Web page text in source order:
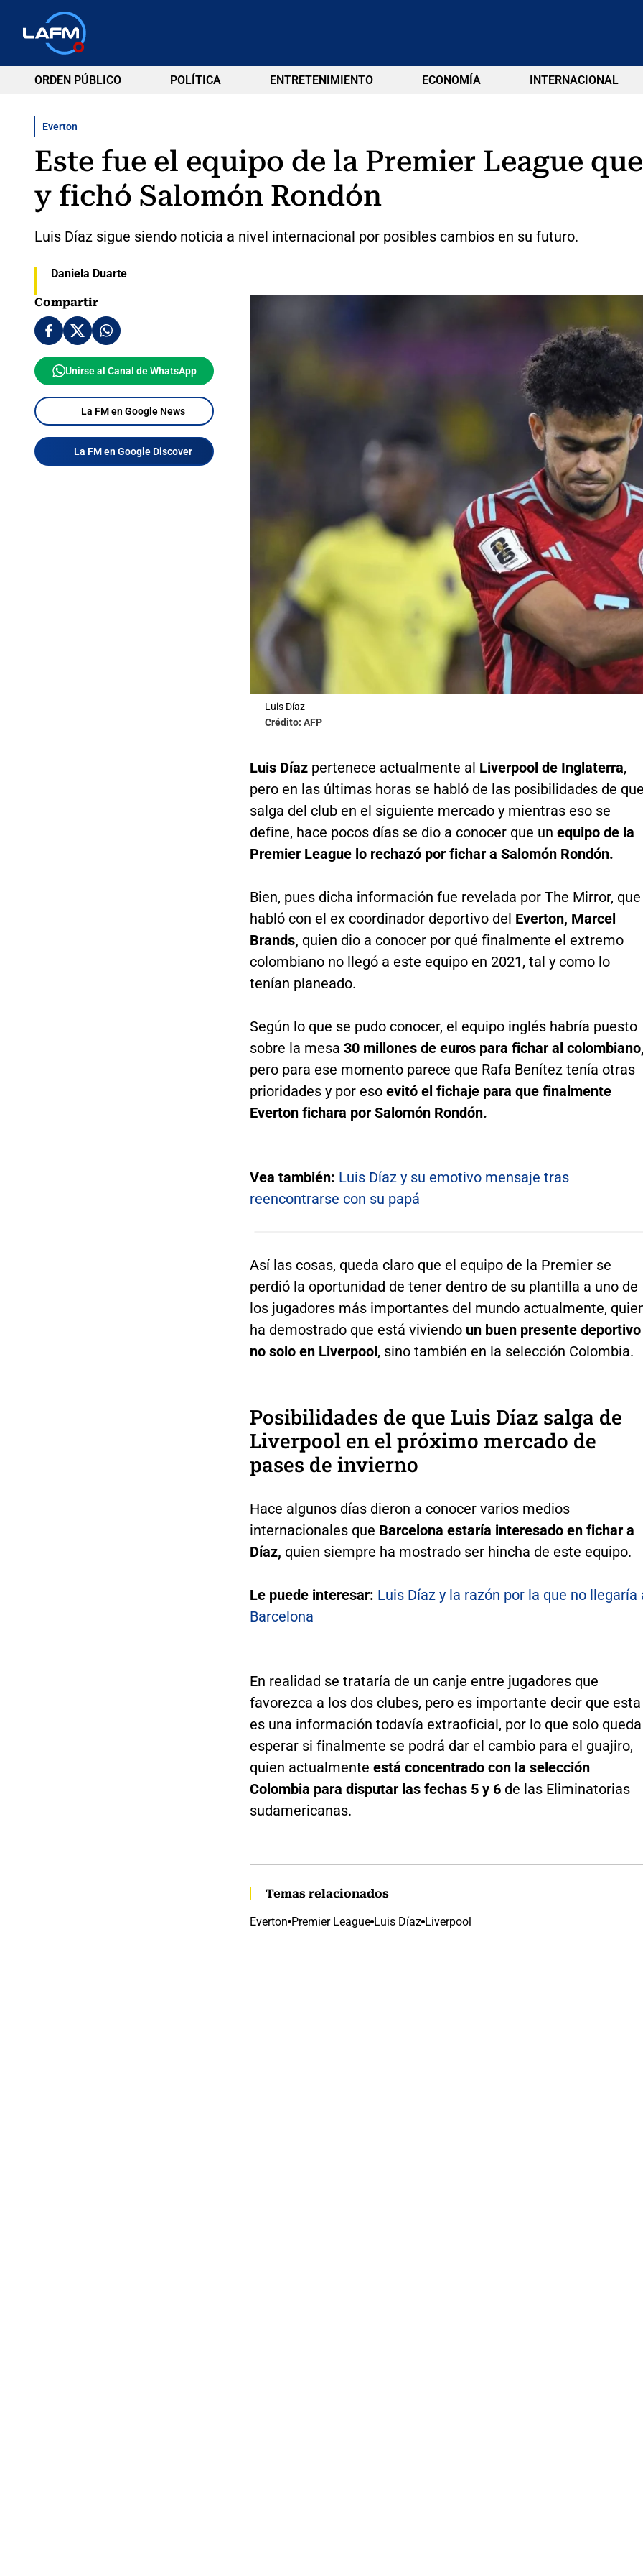
ORDEN PÚBLICO POLÍTICA ENTRETENIMIENTO ECONOMÍA INTERNACIONAL
Everton
Este fue el equipo de la Premier League
y fichó Salomón Rondón
Luis Díaz sigue siendo noticia a nivel internacional por posibles cambios en su futuro.
Daniela Duarte
Compartir
Unirse al Canal de WhatsApp
La FM en Google News
La FM en Google Discover
Luis Díaz
Crédito: AFP
Luis Díazpertenece actualmente al Liverpool de Inglaterra,
pero en las últimas horas se habló de las posibilidades de
salga del club en el siguiente mercado y mientras eso se
define, hace pocos días se dio a conocer que un equipo de la
Premier League lo rechazó por fichar a Salomón Rondón.
Bien, pues dicha información fue revelada por The Mirror, que
habló con el ex coordinador deportivo del Everton, Marcel
Brands, quien dio a conocer por qué finalmente el extremo
colombiano no llegó a este equipo en 2021, tal y como lo
tenían planeado.
Según lo que se pudo conocer, el equipo inglés habría puesto
sobre la mesa 30 millones de euros para fichar al
pero para ese momento parece que Rafa Benítez tenía otras
prioridades y por eso evitó el fichaje para que finalmente
Everton fichara por Salomón Rondón.
Vea también: Luis Díaz y su emotivo mensaje tras
reencontrarse con su papá
Así las cosas, queda claro que el equipo de la Premier se
perdió la oportunidad de tener dentro de su plantilla a uno de
los jugadores más importantes del mundo actualmente,
ha demostrado que está viviendo un buen presente deportivo
no solo en Liverpool, sino también en la selección Colombia.
Posibilidades de que Luis Díaz salga de
Liverpool en el próximo mercado de
pases de invierno
Hace algunos días dieron a conocer varios medios
internacionales que Barcelona estaría interesado en fichar a
Díaz, quien siempre ha mostrado ser hincha de este equipo.
Le puede interesar: Luis Díaz y la razón por la que no llegaría
Barcelona
En realidad se trataría de un canje entre jugadores que
favorezca a los dos clubes, pero es importante decir que esta
es una información todavía extraoficial, por lo que solo queda
esperar si finalmente se podrá dar el cambio para el guajiro,
quien actualmente está concentrado con la selección
Colombia para disputar las fechas 5 y 6de las Eliminatorias
sudamericanas.
Temas relacionados
Everton Premier League Luis Díaz Liverpool